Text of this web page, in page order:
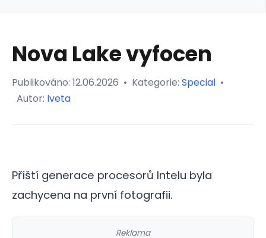
Nova Lake vyfocen
Publikováno: 12.06.2026 • Kategorie: Special •
Autor: Iveta
Příští generace procesorů Intelu byla
zachycena na první fotografii.
Reklama